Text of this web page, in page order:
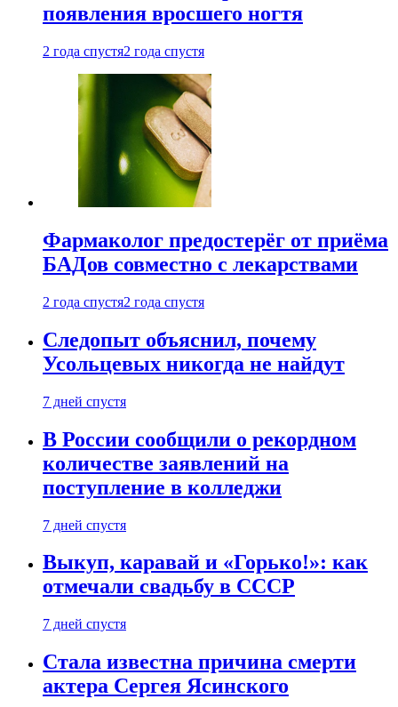
появления вросшего ногтя
2 года спустя2 года спустя
Фармаколог предостерёг от приёма
БАДов совместно с лекарствами
2 года спустя2 года спустя
Следопыт объяснил, почему
Усольцевых никогда не найдут
7 дней спустя
В России сообщили о рекордном
количестве заявлений на
поступление в колледжи
7 дней спустя
Выкуп, каравай и «Горько!»: как
отмечали свадьбу в СССР
7 дней спустя
Стала известна причина смерти
актера Сергея Ясинского